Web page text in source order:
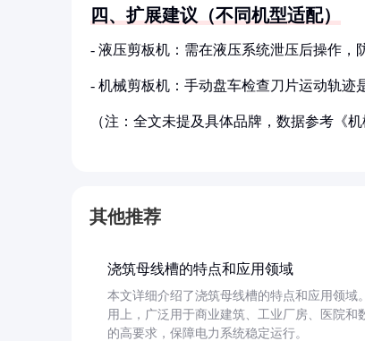
四、扩展建议（不同机型适配）
- 液压剪板机：需在液压系统泄压后操作，
- 机械剪板机：手动盘车检查刀片运动轨迹
（注：全文未提及具体品牌，数据参考《
其他推荐
浇筑母线槽的特点和应用领域
本文详细介绍了浇筑母线槽的特点和应用领
用上，广泛用于商业建筑、工业厂房、医院
的高要求，保障电力系统稳定运行。